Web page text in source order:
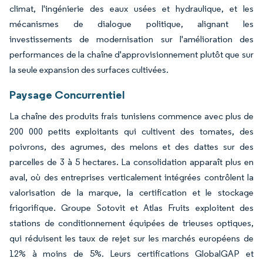
climat, l'ingénierie des eaux usées et hydraulique, et les
mécanismes de dialogue politique, alignant les
investissements de modernisation sur l'amélioration des
performances de la chaîne d'approvisionnement plutôt que sur
la seule expansion des surfaces cultivées.
Paysage Concurrentiel
La chaîne des produits frais tunisiens commence avec plus de
200 000 petits exploitants qui cultivent des tomates, des
poivrons, des agrumes, des melons et des dattes sur des
parcelles de 3 à 5 hectares. La consolidation apparaît plus en
aval, où des entreprises verticalement intégrées contrôlent la
valorisation de la marque, la certification et le stockage
frigorifique. Groupe Sotovit et Atlas Fruits exploitent des
stations de conditionnement équipées de trieuses optiques,
qui réduisent les taux de rejet sur les marchés européens de
12% à moins de 5%. Leurs certifications GlobalGAP et